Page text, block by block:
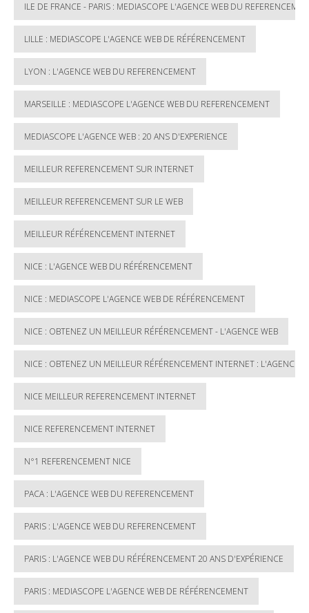
ILE DE FRANCE - PARIS : MEDIASCOPE L'AGENCE WEB DU
LILLE : MEDIASCOPE L'AGENCE WEB DE RÉFÉRENCEMENT
LYON : L'AGENCE WEB DU REFERENCEMENT
MARSEILLE : MEDIASCOPE L'AGENCE WEB DU REFERENCEMENT
MEDIASCOPE L'AGENCE WEB : 20 ANS D'EXPERIENCE
MEILLEUR REFERENCEMENT SUR INTERNET
MEILLEUR REFERENCEMENT SUR LE WEB
MEILLEUR RÉFÉRENCEMENT INTERNET
NICE : L'AGENCE WEB DU RÉFÉRENCEMENT
NICE : MEDIASCOPE L'AGENCE WEB DE RÉFÉRENCEMENT
NICE : OBTENEZ UN MEILLEUR RÉFÉRENCEMENT - L'AGENCE WEB
NICE : OBTENEZ UN MEILLEUR RÉFÉRENCEMENT INTERNET : L'AGENCE
NICE MEILLEUR REFERENCEMENT INTERNET
NICE REFERENCEMENT INTERNET
N°1 REFERENCEMENT NICE
PACA : L'AGENCE WEB DU REFERENCEMENT
PARIS : L'AGENCE WEB DU REFERENCEMENT
PARIS : L'AGENCE WEB DU RÉFÉRENCEMENT 20 ANS D'EXPÉRIENCE
PARIS : MEDIASCOPE L'AGENCE WEB DE RÉFÉRENCEMENT